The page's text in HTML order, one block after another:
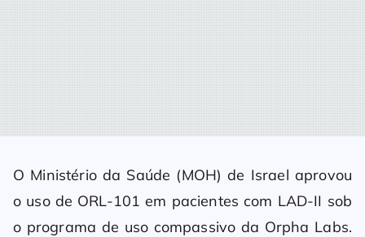
O Ministério da Saúde (MOH) de Israel aprovou
o uso de ORL-101 em pacientes com LAD-II sob
o programa de uso compassivo da Orpha Labs.